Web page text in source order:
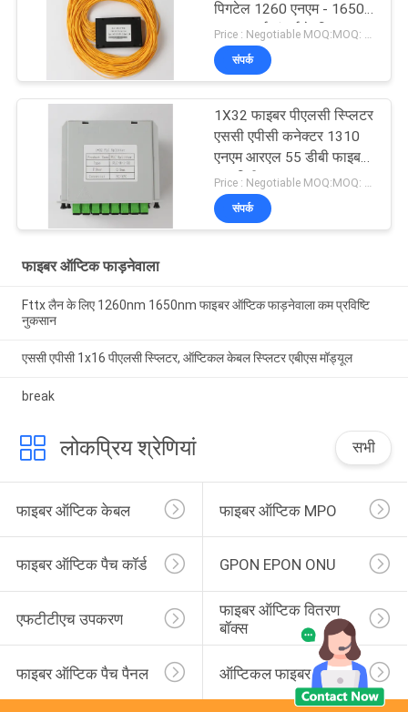
पिगटेल 1260 एनएम - 1650
एनएम कार्य लंबाई के लिए
Price : Negotiable MOQ:MOQ: 100PCS
संपर्क
1X32 फाइबर पीएलसी स्प्लिटर
एससी एपीसी कनेक्टर 1310
एनएम आरएल 55 डीबी फाइबर
0.9 मिमी
संपर्क
फाइबर ऑप्टिक फाड़नेवाला
Fttx लैन के लिए 1260nm 1650nm फाइबर ऑप्टिक फाड़नेवाला कम प्रविष्टि
नुकसान
एससी एपीसी 1x16 पीएलसी स्प्लिटर, ऑप्टिकल केबल स्प्लिटर एबीएस मॉड्यूल
break
लोकप्रिय श्रेणियां सभी
फाइबर ऑप्टिक केबल फाइबर ऑप्टिक MPO
फाइबर ऑप्टिक पैच कॉर्ड GPON EPON ONU
एफटीटीएच उपकरण
फाइबर ऑप्टिक वितरण
बॉक्स
फाइबर ऑप्टिक पैच पैनल ऑप्टिकल फाइबर पिगटेल